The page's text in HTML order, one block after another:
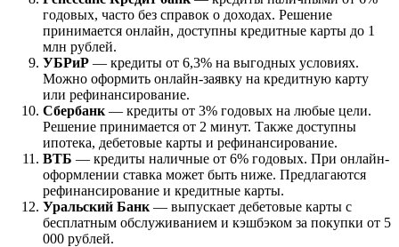
годовых, часто без справок о доходах. Решение
принимается онлайн, доступны кредитные карты до 1
млн рублей.
УБРиР — кредиты от 6,3% на выгодных условиях.
Можно оформить онлайн-заявку на кредитную карту
или рефинансирование.
Сбербанк — кредиты от 3% годовых на любые цели.
Решение принимается от 2 минут. Также доступны
ипотека, дебетовые карты и рефинансирование.
ВТБ — кредиты наличные от 6% годовых. При онлайн-
оформлении ставка может быть ниже. Предлагаются
рефинансирование и кредитные карты.
Уральский Банк — выпускает дебетовые карты с
бесплатным обслуживанием и кэшбэком за покупки от 5
000 рублей.